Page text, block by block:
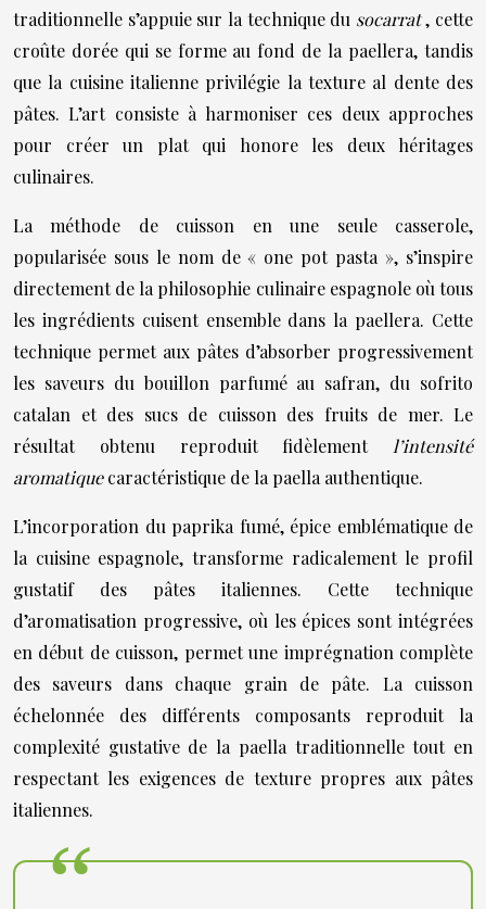
traditionnelle s’appuie sur la technique du socarrat, cette
croûte dorée qui se forme au fond de la paellera, tandis
que la cuisine italienne privilégie la texture al dente des
pâtes. L’art consiste à harmoniser ces deux approches
pour créer un plat qui honore les deux héritages
culinaires.
La méthode de cuisson en une seule casserole,
popularisée sous le nom de « one pot pasta », s’inspire
directement de la philosophie culinaire espagnole où tous
les ingrédients cuisent ensemble dans la paellera. Cette
technique permet aux pâtes d’absorber progressivement
les saveurs du bouillon parfumé au safran, du sofrito
catalan et des sucs de cuisson des fruits de mer. Le
résultat obtenu reproduit fidèlement l’intensité
aromatiquecaractéristique de la paella authentique.
L’incorporation du paprika fumé, épice emblématique de
la cuisine espagnole, transforme radicalement le profil
gustatif des pâtes italiennes. Cette technique
d’aromatisation progressive, où les épices sont intégrées
en début de cuisson, permet une imprégnation complète
des saveurs dans chaque grain de pâte. La cuisson
échelonnée des différents composants reproduit la
complexité gustative de la paella traditionnelle tout en
respectant les exigences de texture propres aux pâtes
italiennes.